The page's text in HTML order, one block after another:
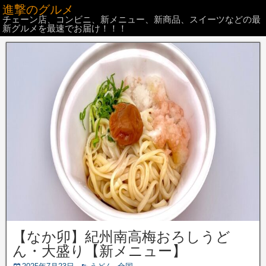
進撃のグルメ
チェーン店、コンビニ、新メニュー、新商品、スイーツなどの最
新グルメを最速でお届け！！！
【なか卯】紀州南高梅おろしうど
ん・大盛り【新メニュー】